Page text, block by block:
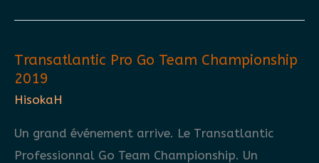
Transatlantic Pro Go Team Championship
2019
HisokaH
Un grand événement arrive. Le Transatlantic
Professionnal Go Team Championship. Un